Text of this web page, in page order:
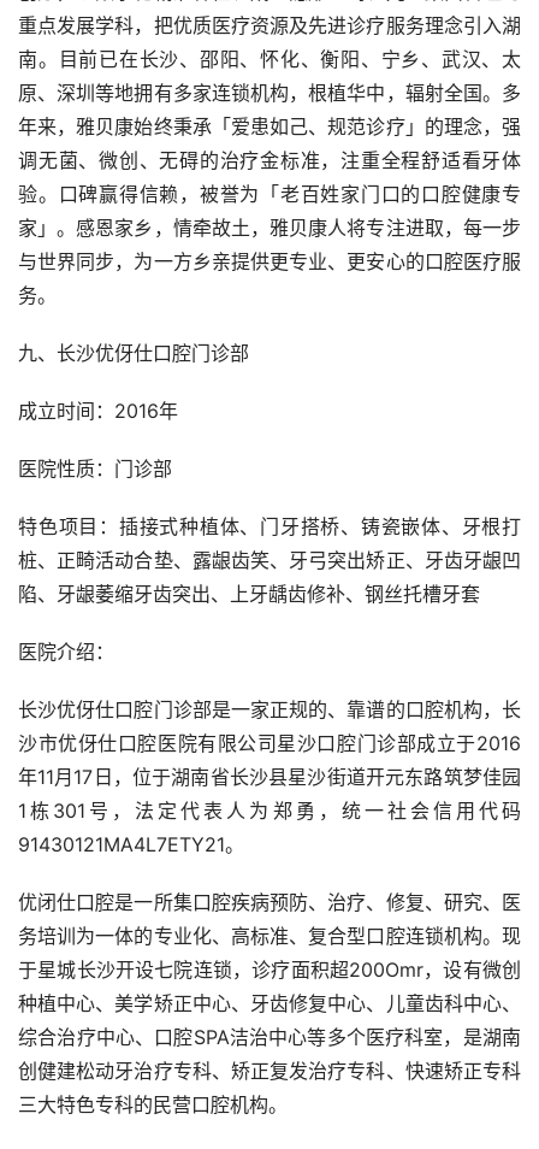
重点发展学科，把优质医疗资源及先进诊疗服务理念引入湖
南。目前已在长沙、邵阳、怀化、衡阳、宁乡、武汉、太
原、深圳等地拥有多家连锁机构，根植华中，辐射全国。多
年来，雅贝康始终秉承「爱患如己、规范诊疗」的理念，强
调无菌、微创、无碍的治疗金标准，注重全程舒适看牙体
验。口碑赢得信赖，被誉为「老百姓家门口的口腔健康专
家」。感恩家乡，情牵故土，雅贝康人将专注进取，每一步
与世界同步，为一方乡亲提供更专业、更安心的口腔医疗服
务。
九、长沙优伢仕口腔门诊部
成立时间：2016年
医院性质：门诊部
特色项目：插接式种植体、门牙搭桥、铸瓷嵌体、牙根打
桩、正畸活动合垫、露龈齿笑、牙弓突出矫正、牙齿牙龈凹
陷、牙龈萎缩牙齿突出、上牙龋齿修补、钢丝托槽牙套
医院介绍：
长沙优伢仕口腔门诊部是一家正规的、靠谱的口腔机构，长
沙市优伢仕口腔医院有限公司星沙口腔门诊部成立于2016
年11月17日，位于湖南省长沙县星沙街道开元东路筑梦佳园
1栋301号，法定代表人为郑勇，统一社会信用代码
91430121MA4L7ETY21。
优闭仕口腔是一所集口腔疾病预防、治疗、修复、研究、医
务培训为一体的专业化、高标准、复合型口腔连锁机构。现
于星城长沙开设七院连锁，诊疗面积超200Omr，设有微创
种植中心、美学矫正中心、牙齿修复中心、儿童齿科中心、
综合治疗中心、口腔SPA洁治中心等多个医疗科室，是湖南
创健建松动牙治疗专科、矫正复发治疗专科、快速矫正专科
三大特色专科的民营口腔机构。